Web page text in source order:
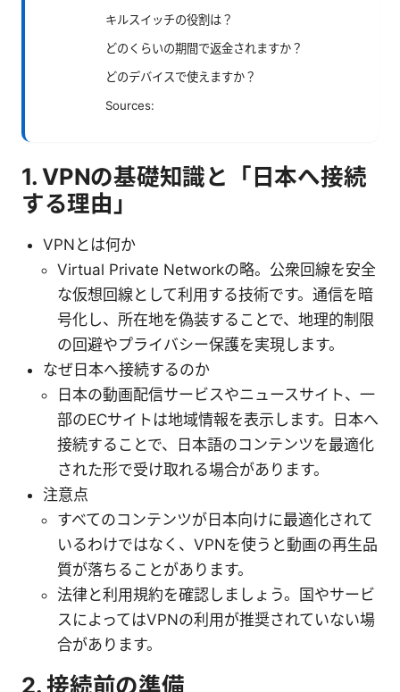
キルスイッチの役割は？
どのくらいの期間で返金されますか？
どのデバイスで使えますか？
Sources:
1. VPNの基礎知識と「日本へ接続
する理由」
VPNとは何か
Virtual Private Networkの略。公衆回線を安全
な仮想回線として利用する技術です。通信を暗
号化し、所在地を偽装することで、地理的制限
の回避やプライバシー保護を実現します。
なぜ日本へ接続するのか
日本の動画配信サービスやニュースサイト、一
部のECサイトは地域情報を表示します。日本へ
接続することで、日本語のコンテンツを最適化
された形で受け取れる場合があります。
注意点
すべてのコンテンツが日本向けに最適化されて
いるわけではなく、VPNを使うと動画の再生品
質が落ちることがあります。
法律と利用規約を確認しましょう。国やサービ
スによってはVPNの利用が推奨されていない場
合があります。
2. 接続前の準備